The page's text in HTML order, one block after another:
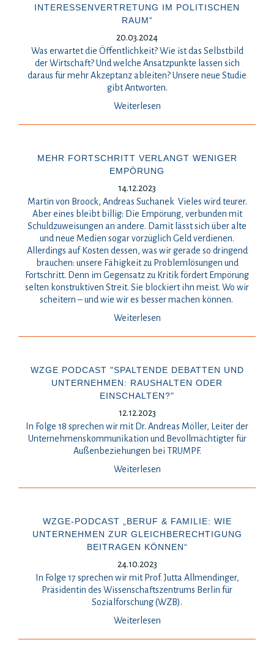
INTERESSENVERTRETUNG IM POLITISCHEN
RAUM“
20.03.2024
Was erwartet die Öffentlichkeit? Wie ist das Selbstbild
der Wirtschaft? Und welche Ansatzpunkte lassen sich
daraus für mehr Akzeptanz ableiten? Unsere neue Studie
gibt Antworten.
Weiterlesen
MEHR FORTSCHRITT VERLANGT WENIGER
EMPÖRUNG
14.12.2023
Martin von Broock, Andreas Suchanek Vieles wird teurer.
Aber eines bleibt billig: Die Empörung, verbunden mit
Schuldzuweisungen an andere. Damit lässt sich über alte
und neue Medien sogar vorzüglich Geld verdienen.
Allerdings auf Kosten dessen, was wir gerade so dringend
brauchen: unsere Fähigkeit zu Problemlösungen und
Fortschritt. Denn im Gegensatz zu Kritik fördert Empörung
selten konstruktiven Streit. Sie blockiert ihn meist. Wo wir
scheitern – und wie wir es besser machen können.
Weiterlesen
WZGE PODCAST "SPALTENDE DEBATTEN UND
UNTERNEHMEN: RAUSHALTEN ODER
EINSCHALTEN?"
12.12.2023
In Folge 18 sprechen wir mit Dr. Andreas Möller, Leiter der
Unternehmenskommunikation und Bevollmächtigter für
Außenbeziehungen bei TRUMPF.
Weiterlesen
WZGE-PODCAST „BERUF & FAMILIE: WIE
UNTERNEHMEN ZUR GLEICHBERECHTIGUNG
BEITRAGEN KÖNNEN“
24.10.2023
In Folge 17 sprechen wir mit Prof. Jutta Allmendinger,
Präsidentin des Wissenschaftszentrums Berlin für
Sozialforschung (WZB).
Weiterlesen